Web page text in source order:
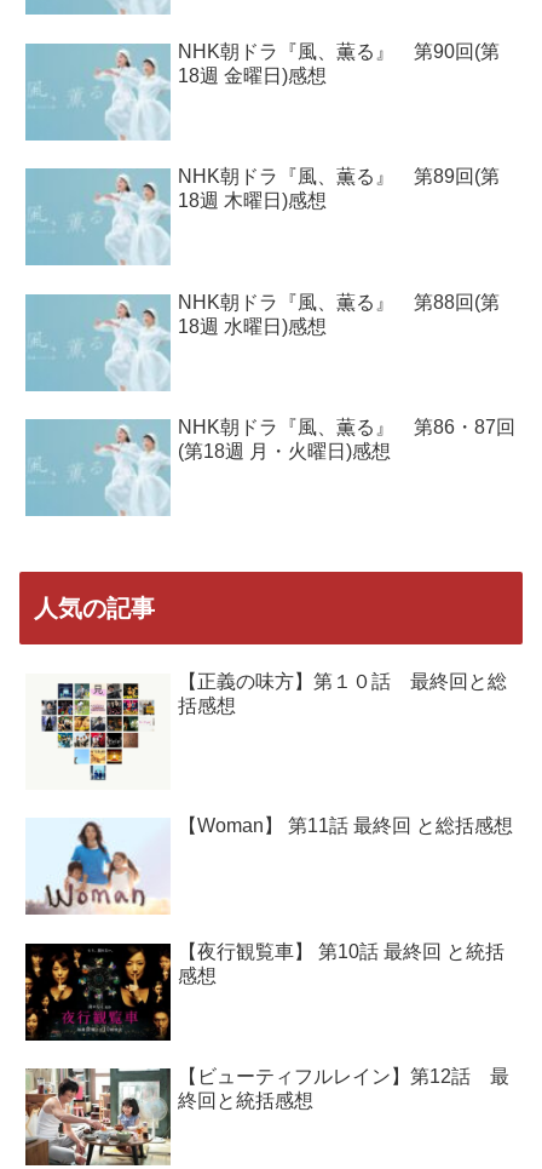
NHK朝ドラ『風、薫る』 第90回(第
18週 金曜日)感想
NHK朝ドラ『風、薫る』 第89回(第
18週 木曜日)感想
NHK朝ドラ『風、薫る』 第88回(第
18週 水曜日)感想
NHK朝ドラ『風、薫る』 第86・87回
(第18週 月・火曜日)感想
人気の記事
【正義の味方】第１０話 最終回と総
括感想
【Woman】 第11話 最終回 と総括感想
【夜行観覧車】 第10話 最終回 と統括
感想
【ビューティフルレイン】第12話 最
終回と統括感想